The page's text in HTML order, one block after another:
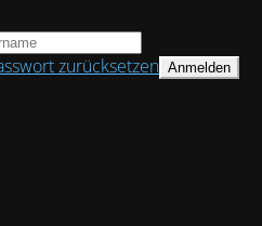
zurücksetzen